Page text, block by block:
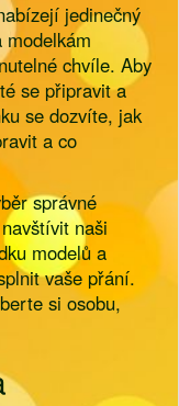
jedinečný
chvíle. Aby
se připravit a
se dozvíte, jak
a co
správné
naši
modelů a
vaše přání.
si osobu,